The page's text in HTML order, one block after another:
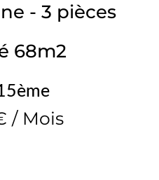
- 3 pièces
68m2
/ Mois